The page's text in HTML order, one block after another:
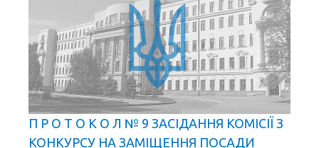
П Р О Т О К О Л № 9 ЗАСІДАННЯ КОМІСІЇ З
КОНКУРСУ НА ЗАМІЩЕННЯ ПОСАДИ